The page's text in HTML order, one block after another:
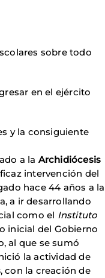
sobre todo
en el ejército
y la consiguiente
a la Archidiócesis
intervención del
hace 44 años a la
a ir desarrollando
como el Instituto
inicial del Gobierno
al que se sumó
la actividad de
, con la creación de